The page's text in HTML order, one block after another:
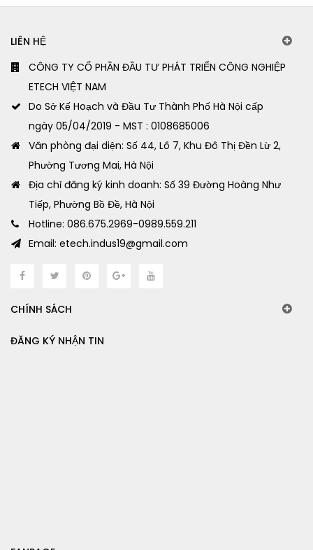
LIÊN HỆ
CÔNG TY CỔ PHẦN ĐẦU TƯ PHÁT TRIỂN CÔNG NGHIỆP
ETECH VIỆT NAM
Do Sở Kế Hoạch và Đầu Tư Thành Phố Hà Nội cấp
ngày 05/04/2019 - MST : 0108685006
Văn phòng đại diện: Số 44, Lô 7, Khu Đô Thị Đền Lừ 2,
Phường Tương Mai, Hà Nội
Địa chỉ đăng ký kinh doanh: Số 39 Đường Hoàng Như
Tiếp, Phường Bồ Đề, Hà Nội
Hotline: 086.675.2969-0989.559.211
Email: etech.indus19@gmail.com
CHÍNH SÁCH
ĐĂNG KÝ NHẬN TIN